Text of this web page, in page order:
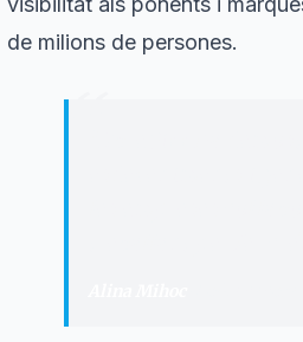
de milions de persones.
“